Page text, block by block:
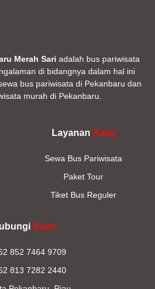
Merah Sari adalah bus pariwisata
di bidangnya dalam hal ini
bus pariwisata di Pekanbaru dan
murah di Pekanbaru.
Layanan Kami
Sewa Bus Pariwisata
Paket Tour
Tiket Bus Reguler
Kami
852 7464 9709
813 7282 2440